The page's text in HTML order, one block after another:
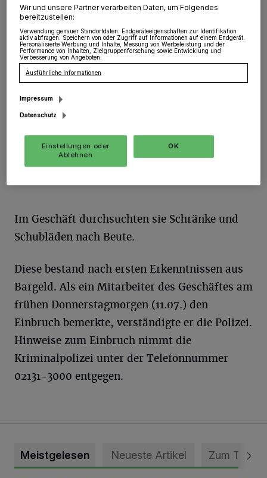
Rommerskirchen· In der Nacht von Mittwoch, 21:00
Uhr, auf Donnerstag, 04:45 Uhr, drangen unbekannte
Täter gewaltsam in einen Supermarkt mit integriertem
Cafe im Gewerbegebiet Rommerskirchen an der
Rudolf-Diesel-Straße ein.
Im Geschäft durchsuchten sie Schränke und
Schubläden nach Beute.
Diese bestand nach ersten Erkenntnissen aus
Bargeld. Als ein Mitarbeiter des Geschäftes am
frühen Donnerstagmorgen (11.07.) den
Einbruch bemerkte, verständigte er die Polizei.
Hinweise zum Einbruch nimmt die
Kriminalpolizei unter der Telefonnummer
02131-3000 entgegen.
Meistgelesen Neueste Artikel Zum Thema
Wir und unsere Partner verarbeiten Daten, um Folgendes
bereitzustellen:
Verwendung genauer Standortdaten. Endgeräteeigenschaften zur Identifikation
aktiv abfragen. Speichern von oder Zugriff auf Informationen auf einem Endgerät.
Personalisierte Werbung und Inhalte, Messung von Werbeleistung und der
Performance von Inhalten, Zielgruppenforschung sowie Entwicklung und
Verbesserung von Angeboten.
Ausführliche Informationen
Impressum
Datenschutz
Einstellungen oder
Ablehnen
OK